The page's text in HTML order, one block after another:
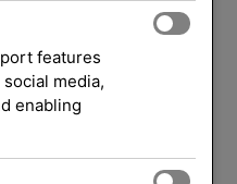
eksl. mva.
Legg i handlekurv
/ CX-30 set GEN2
features
media,
enabling